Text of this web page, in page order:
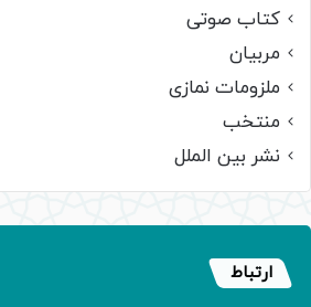
کتاب صوتی
مربیان
ملزومات نمازی
منتخب
نشر بین الملل
ارتباط